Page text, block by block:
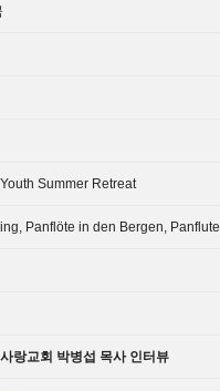
Summer Retreat
Panflöte in den Bergen, Panflute
랑교회 박병섭 목사 인터뷰